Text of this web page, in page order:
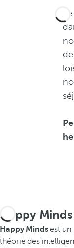
Happy
Happy Minds est un
théorie des